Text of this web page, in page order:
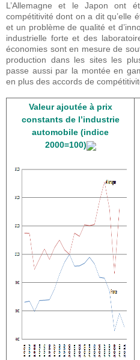
L’Allemagne et le Japon ont
compétitivité dont on a dit qu’elle
et un problème de qualité et
industrielle forte et des
économies sont en mesure de
production dans les sites les
passe aussi par la montée en
en plus des accords de
Valeur ajoutée à prix
constants de l’industrie
automobile (indice
2000=100)